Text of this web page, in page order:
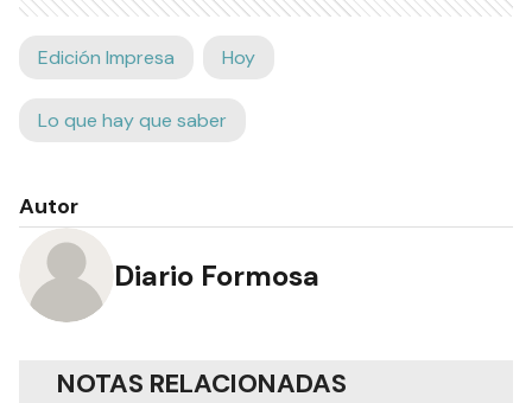
Edición Impresa Hoy
Lo que hay que saber
Autor
Diario Formosa
NOTAS RELACIONADAS